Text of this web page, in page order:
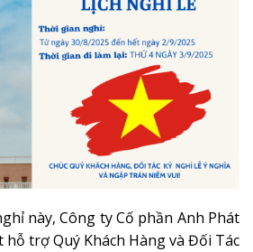
này, Công ty Cố phần Anh Phát
hỗ trợ Quý Khách Hàng và Đối Tác